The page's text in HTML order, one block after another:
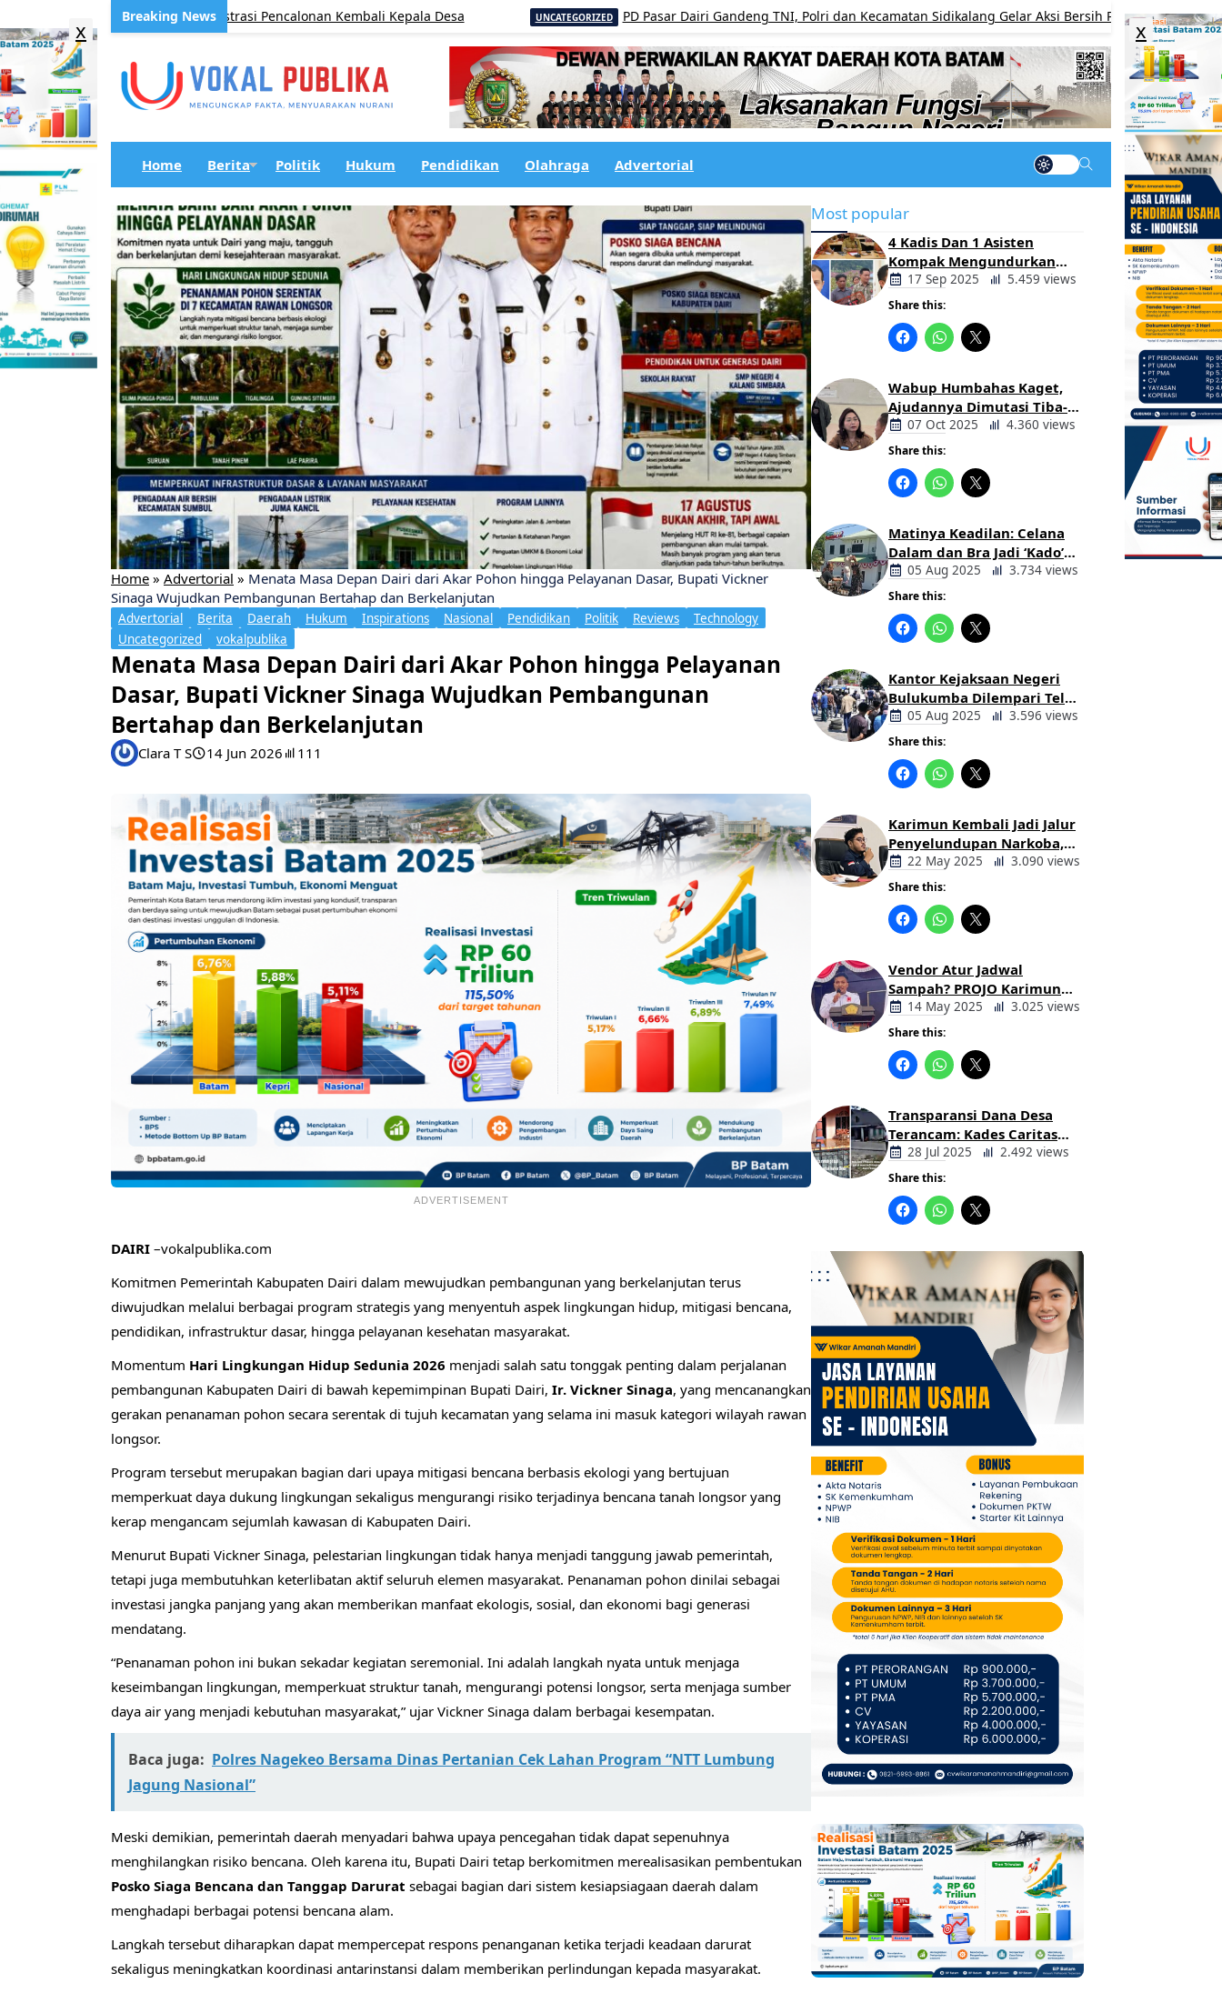
Akuntabilitas Administrasi Pencalonan Kembali Kepala Desa UNCATEGORIZED PD Pasar Dairi Gandeng TNI, Polri dan Kecamatan Sidikalang Gelar Aksi Bersih Pasar Sambut HUT ke-68
Home Berita Politik Hukum Pendidikan Olahraga Advertorial
Home » Advertorial » Menata Masa Depan Dairi dari Akar Pohon hingga Pelayanan Dasar, Bupati Vickner
Sinaga Wujudkan Pembangunan Bertahap dan Berkelanjutan
Advertorial Berita Daerah Hukum Inspirations Nasional Pendidikan Politik Reviews
Technology
Uncategorized
vokalpublika
Menata Masa Depan Dairi dari Akar Pohon hingga Pelayanan
Dasar, Bupati Vickner Sinaga Wujudkan Pembangunan
Bertahap dan Berkelanjutan
Clara T S 14 Jun 2026 111
ADVERTISEMENT
DAIRI –vokalpublika.com
Komitmen Pemerintah Kabupaten Dairi dalam mewujudkan pembangunan yang berkelanjutan terus
diwujudkan melalui berbagai program strategis yang menyentuh aspek lingkungan hidup, mitigasi bencana,
pendidikan, infrastruktur dasar, hingga pelayanan kesehatan masyarakat.
Momentum Hari Lingkungan Hidup Sedunia 2026 menjadi salah satu tonggak penting dalam perjalanan
pembangunan Kabupaten Dairi di bawah kepemimpinan Bupati Dairi, Ir. Vickner Sinaga, yang mencanangkan
gerakan penanaman pohon secara serentak di tujuh kecamatan yang selama ini masuk kategori wilayah rawan
longsor.
Program tersebut merupakan bagian dari upaya mitigasi bencana berbasis ekologi yang bertujuan
memperkuat daya dukung lingkungan sekaligus mengurangi risiko terjadinya bencana tanah longsor yang
kerap mengancam sejumlah kawasan di Kabupaten Dairi.
Menurut Bupati Vickner Sinaga, pelestarian lingkungan tidak hanya menjadi tanggung jawab pemerintah,
tetapi juga membutuhkan keterlibatan aktif seluruh elemen masyarakat. Penanaman pohon dinilai sebagai
investasi jangka panjang yang akan memberikan manfaat ekologis, sosial, dan ekonomi bagi generasi
mendatang.
“Penanaman pohon ini bukan sekadar kegiatan seremonial. Ini adalah langkah nyata untuk menjaga
keseimbangan lingkungan, memperkuat struktur tanah, mengurangi potensi longsor, serta menjaga sumber
daya air yang menjadi kebutuhan masyarakat,” ujar Vickner Sinaga dalam berbagai kesempatan.
Baca juga: Polres Nagekeo Bersama Dinas Pertanian Cek Lahan Program “NTT Lumbung
Jagung Nasional”
Meski demikian, pemerintah daerah menyadari bahwa upaya pencegahan tidak dapat sepenuhnya
menghilangkan risiko bencana. Oleh karena itu, Bupati Dairi tetap berkomitmen merealisasikan pembentukan
Posko Siaga Bencana dan Tanggap Darurat sebagai bagian dari sistem kesiapsiagaan daerah dalam
menghadapi berbagai potensi bencana alam.
Langkah tersebut diharapkan dapat mempercepat respons penanganan ketika terjadi keadaan darurat
sekaligus meningkatkan koordinasi antarinstansi dalam memberikan perlindungan kepada masyarakat.
Most popular
4 Kadis Dan 1 Asisten
Kompak Mengundurkan
Diri, Ada Apa Pemerintahan
Oloan
17 Sep 2025 5.459 views
Share this:
Wabup Humbahas Kaget,
Ajudannya Dimutasi Tiba-
tiba Tanpa Alasan Oleh
Bupati
07 Oct 2025 4.360 views
Share this:
Matinya Keadilan: Celana
Dalam dan Bra Jadi ‘Kado’
untuk Kajari Bulukumba
05 Aug 2025 3.734 views
Share this:
Kantor Kejaksaan Negeri
Bulukumba Dilempari Telur
dan Kotoran Sapi, Keluarga
Korban Lakalantas Tuntut
Keadilan
05 Aug 2025 3.596 views
Share this:
Karimun Kembali Jadi Jalur
Penyelundupan Narkoba,
Mahasiswa Desak Pemkab
dan Aparat Bertindak Tegas
22 May 2025 3.090 views
Share this:
Vendor Atur Jadwal
Sampah? PROJO Karimun
Kritik Usulan PT AGB
14 May 2025 3.025 views
Share this:
Transparansi Dana Desa
Terancam: Kades Caritas
Sogawunasi Diduga
Gelapkan Bantuan untuk
Warga
28 Jul 2025 2.492 views
Share this:
x
x